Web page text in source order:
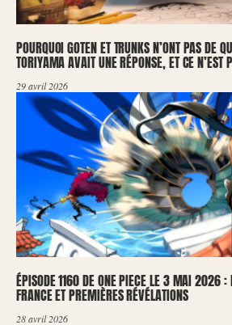
POURQUOI GOTEN ET TRUNKS N’ONT PAS DE
TORIYAMA AVAIT UNE RÉPONSE, ET CE N’EST
29 avril 2026
ÉPISODE 1160 DE ONE PIECE LE 3 MAI 2026 :
FRANCE ET PREMIÈRES RÉVÉLATIONS
28 avril 2026